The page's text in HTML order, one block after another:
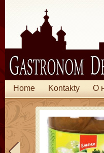
Home Kontakty O